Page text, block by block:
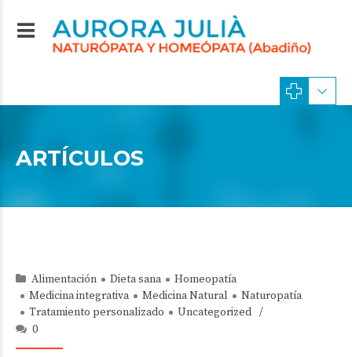
ARTÍCULOS
Alimentación Dieta sana
Homeopatía
Medicina integrativa
Medicina Natural
Naturopatía
Tratamiento personalizado
Uncategorized
0